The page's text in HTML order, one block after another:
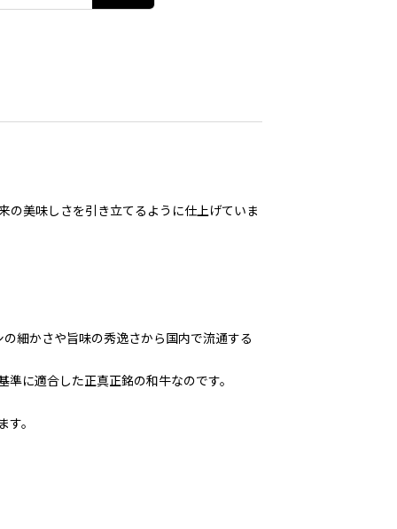
の美味しさを引き立てるように仕上げていま
細かさや旨味の秀逸さから国内で流通する
に適合した正真正銘の和牛なのです。
。